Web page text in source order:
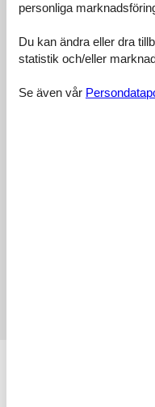
Sehr nette Eigentümer der
Sichtschutz zur Straße hin.
Allmän:
personliga
Du kan ändra eller dra
statistik och/eller
Se även vår